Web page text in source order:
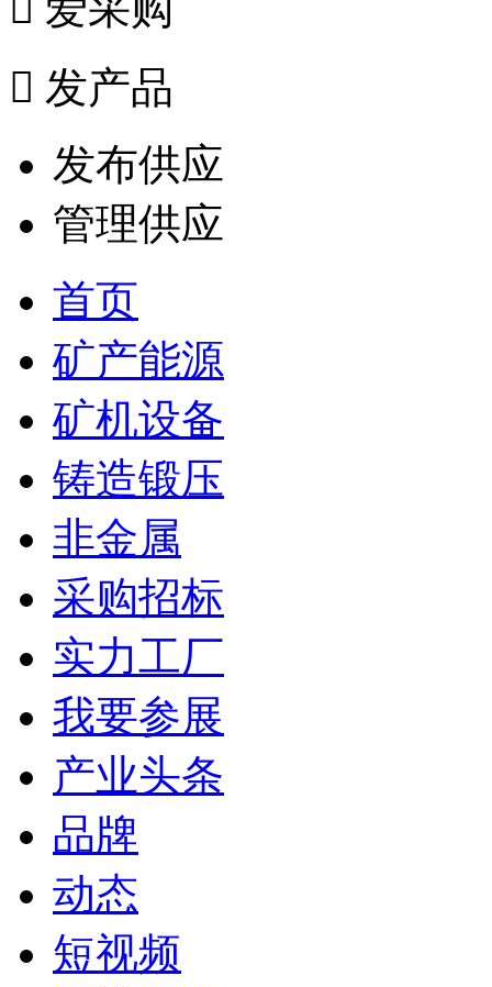
 发产品
发布供应
管理供应
首页
矿产能源
矿机设备
铸造锻压
非金属
采购招标
实力工厂
我要参展
产业头条
品牌
动态
短视频